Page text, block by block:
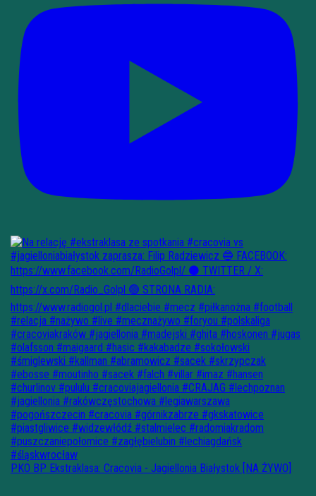
PKO BP Ekstraklasa: Cracovia - Jagiellonia Białystok [NA ŻYWO]